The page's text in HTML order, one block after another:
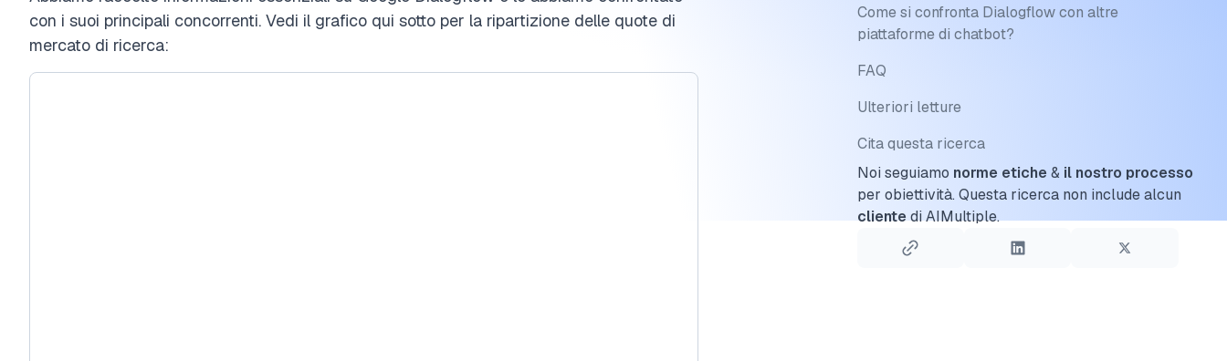
con i suoi principali concorrenti. Vedi il grafico qui sotto per la ripartizione delle quote di
mercato di ricerca:
Come si confronta Dialogflow con altre
piattaforme di chatbot?
FAQ
Ulteriori letture
Cita questa ricerca
Noi seguiamo norme etiche & il nostro processo
per obiettività. Questa ricerca non include alcun
clientedi AIMultiple.